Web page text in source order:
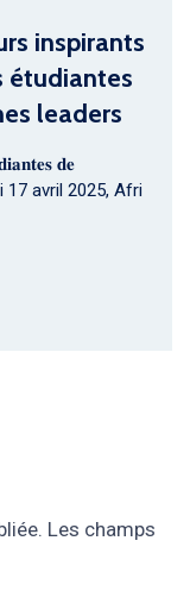
inspirants
étudiantes
leaders
𝐝𝐞
17 avril 2025, Afri
Les champs